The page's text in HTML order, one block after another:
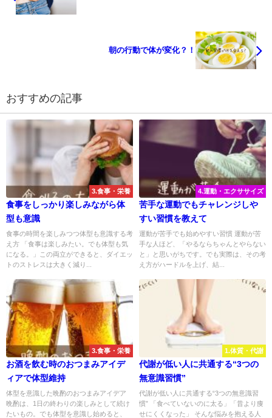
朝の行動で体が変化？！
おすすめの記事
3.食事・栄養
食事をしっかり楽しみながら体
型も意識
食事の時間を楽しみつつ体型も意識する考
え方 「食事は楽しみたい。でも体型も気
になる。」この両立ができると、ダイエッ
トのストレスは大きく減り...
4.運動・エクササイズ
苦手な運動でもチャレンジしや
すい習慣を教えて
運動が苦手でも始めやすい習慣 運動が苦
手な人ほど、「やるならちゃんとやらない
と」と思いがちです。でも実際は、その考
え方がハードルを上げ、結...
3.食事・栄養
お酒を飲む時のおつまみアイデ
ィアで体型維持
体型を意識した晩酌のおつまみアイデア
晩酌は、1日の終わりの楽しみとして続け
たいもの。でも体型を意識し始めると、
1.体質・代謝
代謝が低い人に共通する“3つの
無意識習慣”
代謝が低い人に共通する“3つの無意識習
慣” 「食べていないのに太る」「昔より痩
せにくくなった」 そんな悩みを抱える人